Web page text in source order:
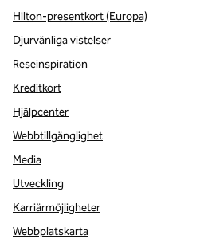
Hilton-presentkort (Europa)
Djurvänliga vistelser
Reseinspiration
Kreditkort
Hjälpcenter
Webbtillgänglighet
Media
Utveckling
Karriärmöjligheter
Webbplatskarta